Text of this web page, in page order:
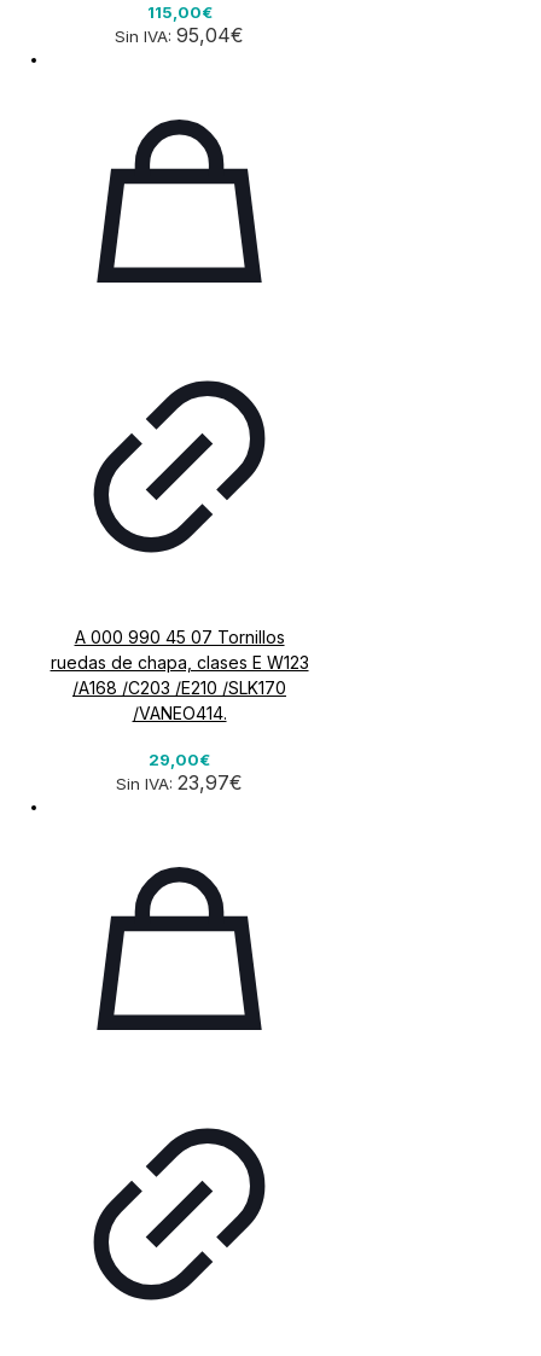
115,00€
Sin IVA:95,04€
A 000 990 45 07 Tornillos
ruedas de chapa, clases E W123
/A168 /C203 /E210 /SLK170
/VANEO414.
29,00€
Sin IVA:23,97€